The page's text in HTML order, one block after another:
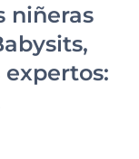
niñeras